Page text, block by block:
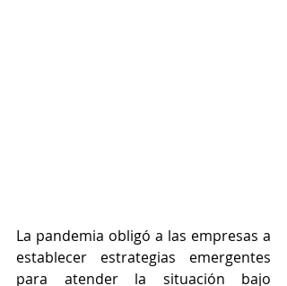
La pandemia obligó a las empresas a
establecer estrategias emergentes
para atender la situación bajo